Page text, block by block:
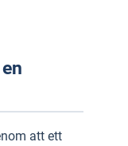
att ett